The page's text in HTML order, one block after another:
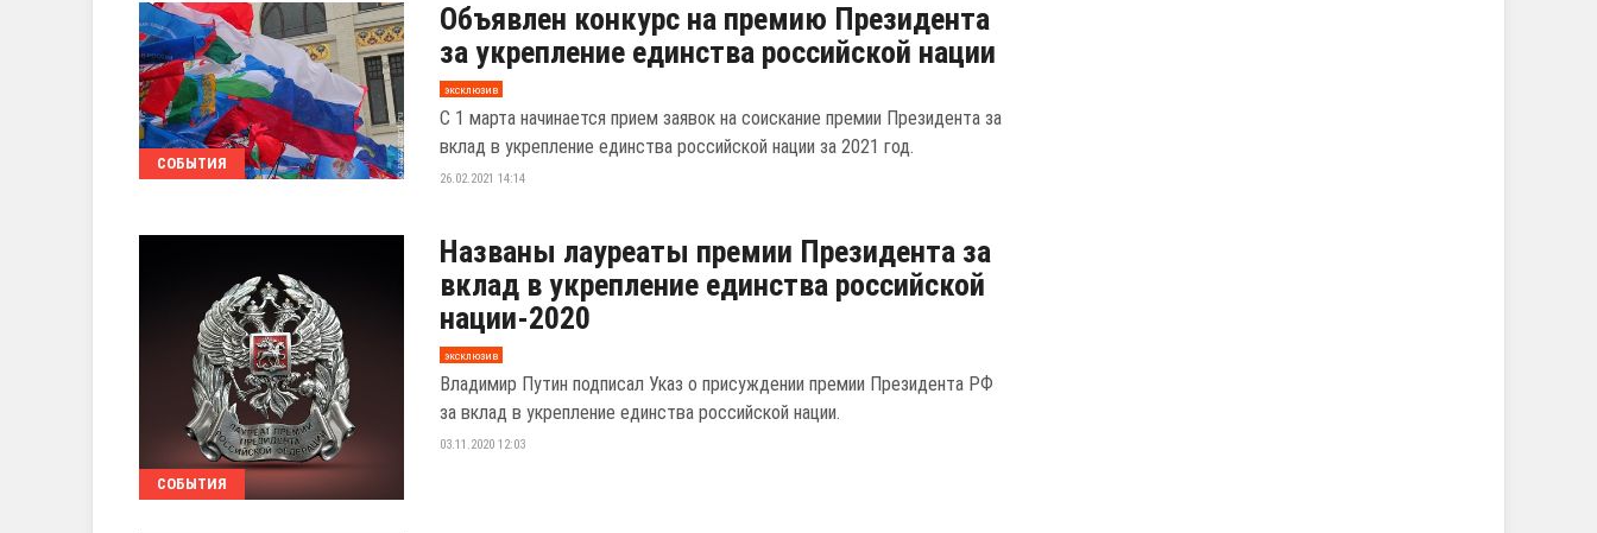
СОБЫТИЯ
Объявлен конкурс на премию Президента
за укрепление единства российской нации
эксклюзив
С 1 марта начинается прием заявок на соискание премии Президента за
вклад в укрепление единства российской нации за 2021 год.
26.02.2021 14:14
СОБЫТИЯ
Названы лауреаты премии Президента за
вклад в укрепление единства российской
нации-2020
эксклюзив
Владимир Путин подписал Указ о присуждении премии Президента РФ
за вклад в укрепление единства российской нации.
03.11.2020 12:03